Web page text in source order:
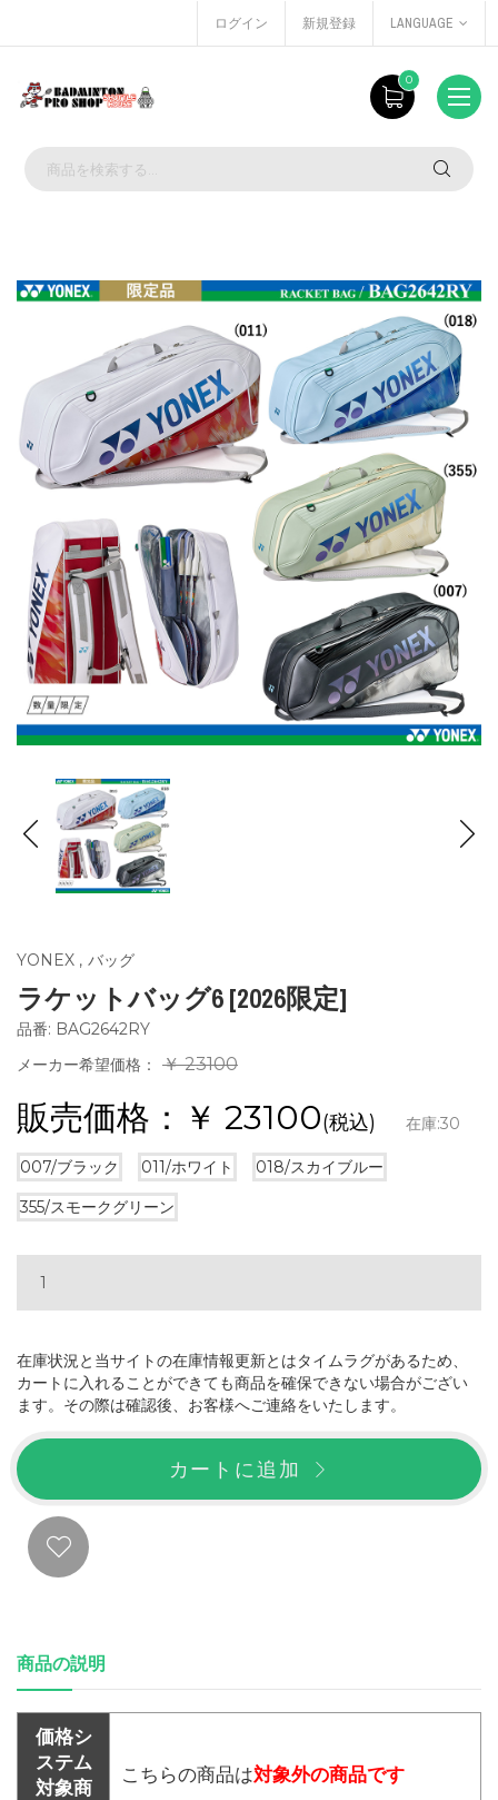
ログイン 新規登録 LANGUAGE
0
YONEX , バッグ
ラケットバッグ6 [2026限定]
品番: BAG2642RY
メーカー希望価格：
￥ 23100
販売価格：￥ 23100(税込) 在庫:30
007/ブラック 011/ホワイト
018/スカイブルー
355/スモークグリーン
在庫状況と当サイトの在庫情報更新とはタイムラグがあるため、
カートに入れることができても商品を確保できない場合がござい
ます。その際は確認後、お客様へご連絡をいたします。
カートに追加
商品の説明
価格シ
ステム
対象商
こちらの商品は対象外の商品です